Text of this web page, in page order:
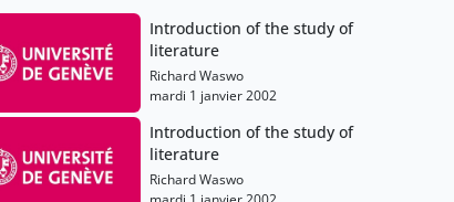
Introduction of the study of
literature
Richard Waswo
mardi 1 janvier 2002
Introduction of the study of
literature
Richard Waswo